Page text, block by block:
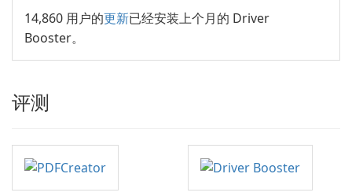
14,860 用户的更新已经安装上个月的 Driver
Booster。
评测